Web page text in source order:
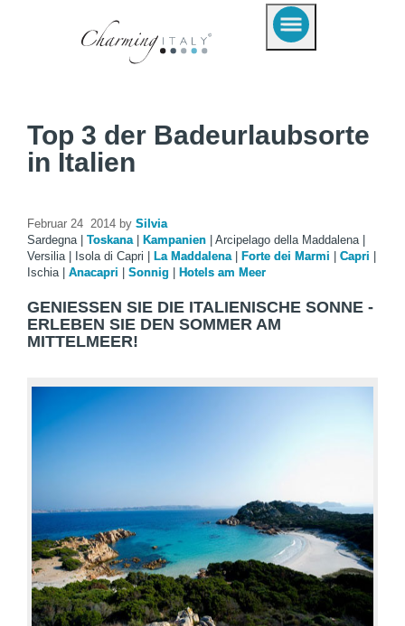
Top 3 der Badeurlaubsorte
in Italien
Februar 24 2014 by Silvia
Sardegna
Toskana Kampanien Arcipelago della Maddalena
Versilia
Isola di Capri La Maddalena Forte dei Marmi Capri
Ischia
Anacapri Sonnig Hotels am Meer
GENIESSEN SIE DIE ITALIENISCHE SONNE -E
RLEBEN SIE DEN SOMMER AM M
ITTELMEER!